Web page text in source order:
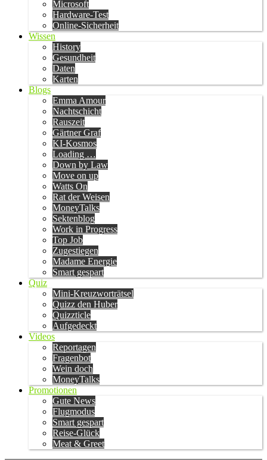
Microsoft
Hardware-Test
Online-Sicherheit
Wissen
History
Gesundheit
Daten
Karten
Blogs
Emma Amour
Nachtschicht
Rauszeit
Gärtner Graf
KI-Kosmos
Loading …
Down by Law
Move on up
Watts On
Rat der Weisen
MoneyTalks
Sektenblog
Work in Progress
Top Job
Zugestiegen
Madame Energie
Smart gespart
Quiz
Mini-Kreuzworträtsel
Quizz den Huber
Quizzticle
Aufgedeckt
Videos
Reportagen
Fragenbot
Wein doch
MoneyTalks
Promotionen
Gute News
Flugmodus
Smart gespart
Reise-Glück
Meat & Greet